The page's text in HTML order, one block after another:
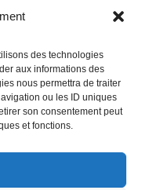
des technologies
aux informations des
nous permettra de traiter
ou les ID uniques
son consentement peut
et fonctions.
Marais